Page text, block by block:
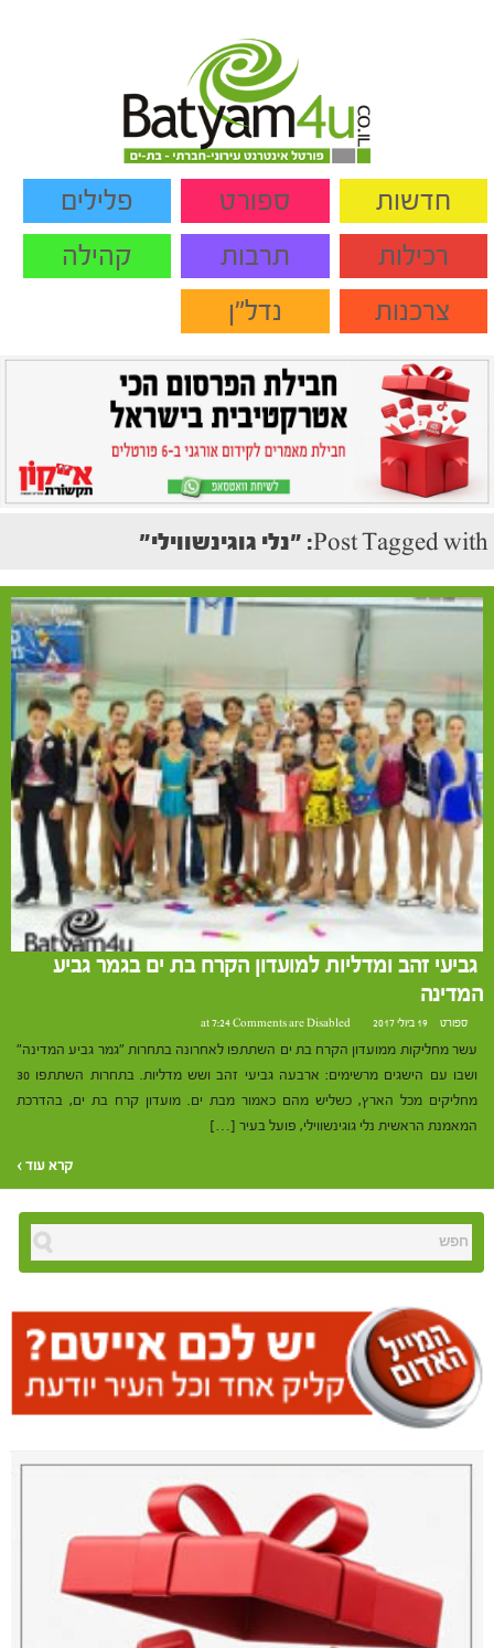
חדשות ספורט
פלילים
רכילות
תרבות
קהילה
צרכנות
נדל"ן
Post Tagged with: "נלי גוגינשווילי"
גביעי זהב ומדליות למועדון הקרח בת ים בגמר גביע
המדינה
ספורט 19 ביולי 2017 at 7:24 Comments are Disabled
עשר מחליקות ממועדון הקרח בת ים השתתפו לאחרונה בתחרות "גמר גביע המדינה"
ושבו עם הישגים מרשימים: ארבעה גביעי זהב ושש מדליות. בתחרות השתתפו 30
מחליקים מכל הארץ, כשליש מהם כאמור מבת ים. מועדון קרח בת ים, בהדרכת
המאמנת הראשית נלי גוגינשווילי, פועל בעיר […]
קרא עוד ›